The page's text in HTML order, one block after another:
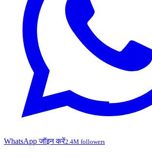
WhatsApp जॉइन करें2.4M followers